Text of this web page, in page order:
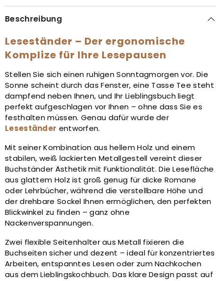
Beschreibung
Leseständer – Der ergonomische
Komplize für Ihre Lesepausen
Stellen Sie sich einen ruhigen Sonntagmorgen vor. Die
Sonne scheint durch das Fenster, eine Tasse Tee steht
dampfend neben Ihnen, und Ihr Lieblingsbuch liegt
perfekt aufgeschlagen vor Ihnen – ohne dass Sie es
festhalten müssen. Genau dafür wurde der
Leseständer entworfen.
Mit seiner Kombination aus hellem Holz und einem
stabilen, weiß lackierten Metallgestell vereint dieser
Buchständer Ästhetik mit Funktionalität. Die Lesefläche
aus glattem Holz ist groß genug für dicke Romane
oder Lehrbücher, während die verstellbare Höhe und
der drehbare Sockel Ihnen ermöglichen, den perfekten
Blickwinkel zu finden – ganz ohne
Nackenverspannungen.
Zwei flexible Seitenhalter aus Metall fixieren die
Buchseiten sicher und dezent – ideal für konzentriertes
Arbeiten, entspanntes Lesen oder zum Nachkochen
aus dem Lieblingskochbuch. Das klare Design passt auf